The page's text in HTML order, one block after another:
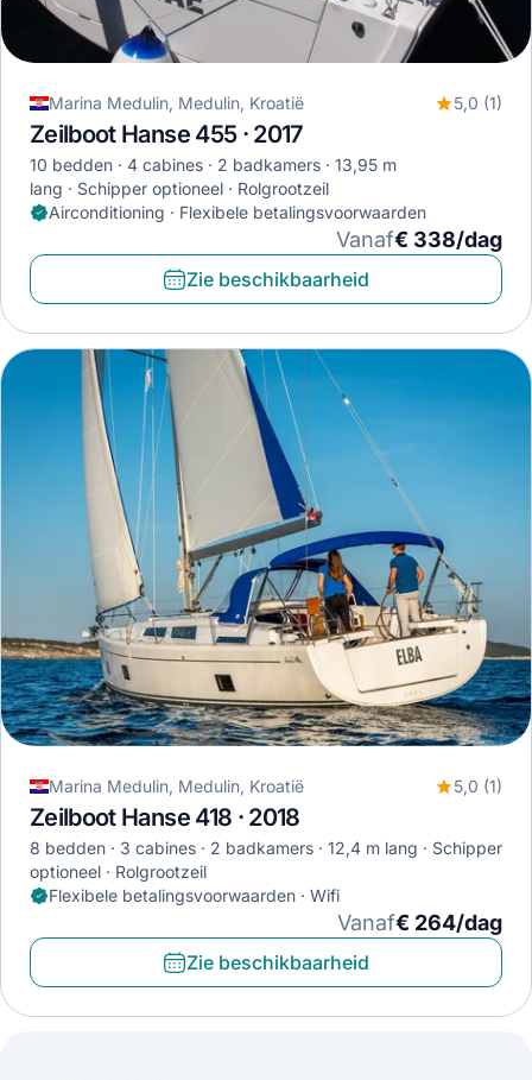
Marina Medulin, Medulin, Kroatië 5,0 (1)
Zeilboot Hanse 455 · 2017
10 bedden 4 cabines 2 badkamers
13,95 m
lang
Schipper optioneel
Rolgrootzeil
Airconditioning · Flexibele betalingsvoorwaarden
Vanaf€ 338/dag
Zie beschikbaarheid
Marina Medulin, Medulin, Kroatië 5,0 (1)
Zeilboot Hanse 418 · 2018
8 bedden 3 cabines 2 badkamers 12,4 m lang
Schipper
optioneel
Rolgrootzeil
Flexibele betalingsvoorwaarden · Wifi
Vanaf€ 264/dag
Zie beschikbaarheid